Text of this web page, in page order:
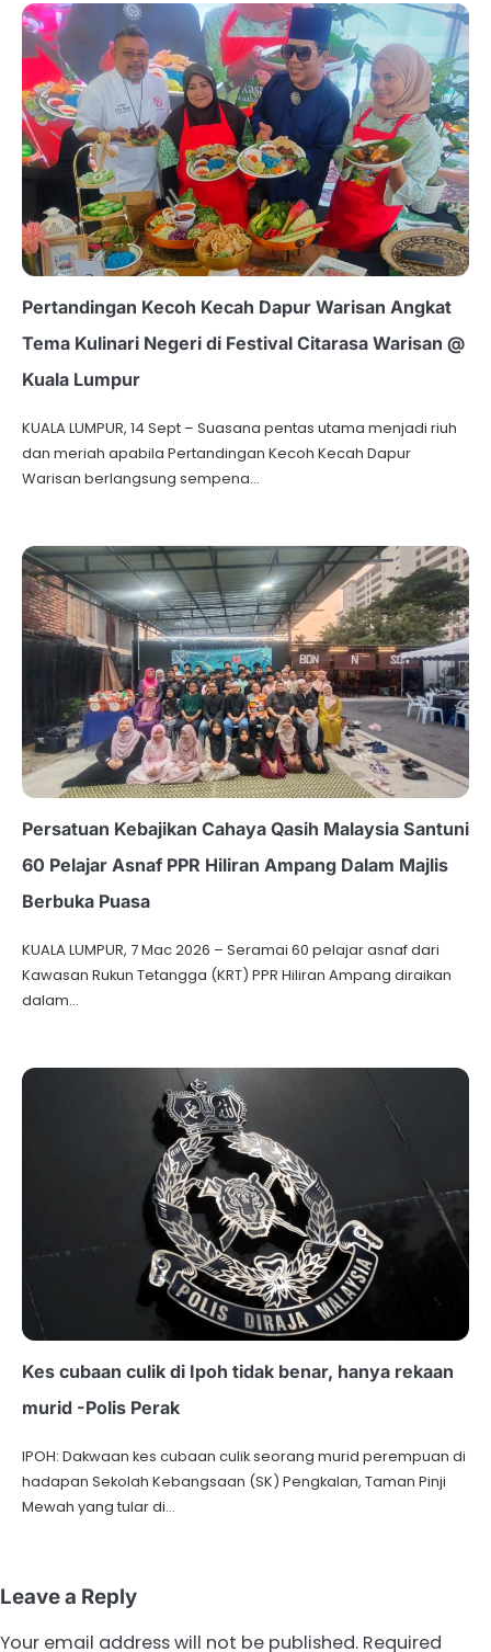
Pertandingan Kecoh Kecah Dapur Warisan Angkat
Tema Kulinari Negeri di Festival Citarasa Warisan @
Kuala Lumpur
KUALA LUMPUR, 14 Sept – Suasana pentas utama menjadi riuh
dan meriah apabila Pertandingan Kecoh Kecah Dapur
Warisan berlangsung sempena…
Persatuan Kebajikan Cahaya Qasih Malaysia Santuni
60 Pelajar Asnaf PPR Hiliran Ampang Dalam Majlis
Berbuka Puasa
KUALA LUMPUR, 7 Mac 2026 – Seramai 60 pelajar asnaf dari
Kawasan Rukun Tetangga (KRT) PPR Hiliran Ampang diraikan
dalam…
Kes cubaan culik di Ipoh tidak benar, hanya rekaan
murid -Polis Perak
IPOH: Dakwaan kes cubaan culik seorang murid perempuan di
hadapan Sekolah Kebangsaan (SK) Pengkalan, Taman Pinji
Mewah yang tular di…
Leave a Reply
Your email address will not be published. Required